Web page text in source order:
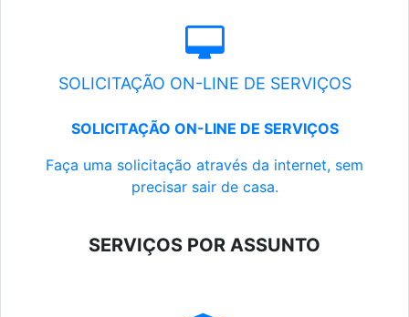
SOLICITAÇÃO ON-LINE DE SERVIÇOS
SOLICITAÇÃO ON-LINE DE SERVIÇOS
Faça uma solicitação através da internet, sem
precisar sair de casa.
SERVIÇOS POR ASSUNTO